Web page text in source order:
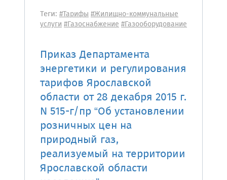
Теги: #Тарифы#Жилищно-коммунальные
услуги#Газоснабжение#Газооборудование
Приказ Департамента
энергетики и регулирования
тарифов Ярославской
области от 28 декабря 2015 г.
N 515-г/пр “Об установлении
розничных цен на
природный газ,
реализуемый на территории
Ярославской области